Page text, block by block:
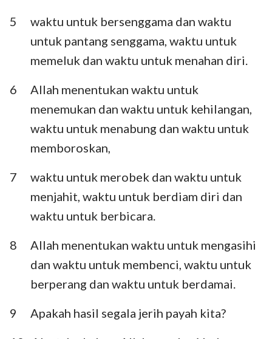
Zakharia
Maleakhi
5
waktu untuk bersenggama dan waktu
untuk pantang senggama, waktu untuk
memeluk dan waktu untuk menahan diri.
6
Allah menentukan waktu untuk
menemukan dan waktu untuk kehilangan,
waktu untuk menabung dan waktu untuk
memboroskan,
7
waktu untuk merobek dan waktu untuk
menjahit, waktu untuk berdiam diri dan
waktu untuk berbicara.
8
Allah menentukan waktu untuk mengasihi
dan waktu untuk membenci, waktu untuk
berperang dan waktu untuk berdamai.
9
Apakah hasil segala jerih payah kita?